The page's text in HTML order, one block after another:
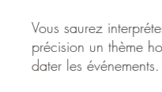
Vous saurez
précision un thème
dater les événements.